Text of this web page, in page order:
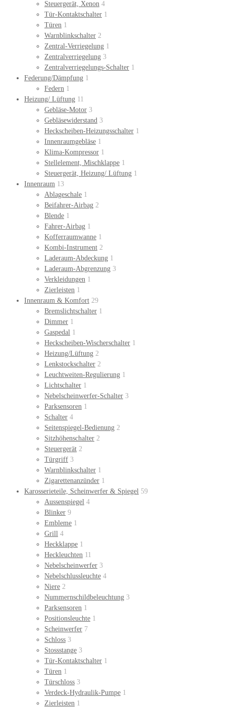
Steuergerät, Xenon 4
Tür-Kontaktschalter 1
Türen 1
Warnblinkschalter 2
Zentral-Verriegelung 1
Zentralverriegelung 3
Zentralverriegelungs-Schalter 1
Federung/Dämpfung 1
Federn 1
Heizung/ Lüftung 11
Gebläse-Motor 3
Gebläsewiderstand 3
Heckscheiben-Heizungsschalter 1
Innenraumgebläse 1
Klima-Kompressor 1
Stellelement, Mischklappe 1
Steuergerät, Heizung/ Lüftung 1
Innenraum 13
Ablageschale 1
Beifahrer-Airbag 2
Blende 1
Fahrer-Airbag 1
Kofferraumwanne 1
Kombi-Instrument 2
Laderaum-Abdeckung 1
Laderaum-Abgrenzung 3
Verkleidungen 1
Zierleisten 1
Innenraum & Komfort 29
Bremslichtschalter 1
Dimmer 1
Gaspedal 1
Heckscheiben-Wischerschalter 1
Heizung/Lüftung 2
Lenkstockschalter 2
Leuchtweiten-Regulierung 1
Lichtschalter 1
Nebelscheinwerfer-Schalter 3
Parksensoren 1
Schalter 4
Seitenspiegel-Bedienung 2
Sitzhöhenschalter 2
Steuergerät 2
Türgriff 3
Warnblinkschalter 1
Zigarettenanzünder 1
Karosserieteile, Scheinwerfer & Spiegel 59
Aussenspiegel 4
Blinker 9
Embleme 1
Grill 4
Heckklappe 1
Heckleuchten 11
Nebelscheinwerfer 3
Nebelschlussleuchte 4
Niere 2
Nummernschildbeleuchtung 3
Parksensoren 1
Positionsleuchte 1
Scheinwerfer 7
Schloss 3
Stossstange 3
Tür-Kontaktschalter 1
Türen 1
Türschloss 3
Verdeck-Hydraulik-Pumpe 1
Zierleisten 1